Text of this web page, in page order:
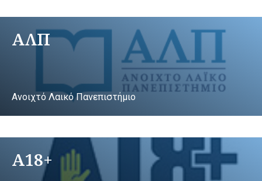
ΑΛΠ
Ανοιχτό Λαικό Πανεπιστήμιο
A18+